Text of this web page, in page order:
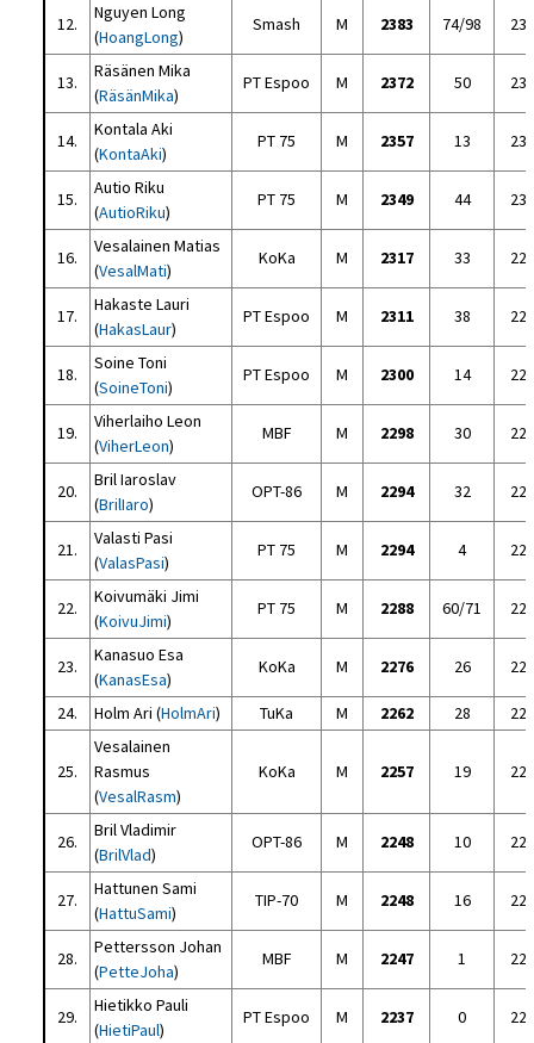
12.
Nguyen Long
(HoangLong)
Smash M 2383 74/98
13.
Räsänen Mika
(RäsänMika)
PT Espoo M 2372 50
14.
Kontala Aki
(KontaAki)
PT 75 M 2357 13
15.
Autio Riku
(AutioRiku)
PT 75 M 2349 44
16.
Vesalainen Matias
(VesalMati)
KoKa M 2317 33
17.
Hakaste Lauri
(HakasLaur)
PT Espoo M 2311 38
18.
Soine Toni
(SoineToni)
PT Espoo M 2300 14
19.
Viherlaiho Leon
(ViherLeon)
MBF M 2298 30
20.
Bril Iaroslav
(BrilIaro)
OPT-86 M 2294 32
21.
Valasti Pasi
(ValasPasi)
PT 75 M 2294 4
22.
Koivumäki Jimi
(KoivuJimi)
PT 75 M 2288 60/71
23.
Kanasuo Esa
(KanasEsa)
KoKa M 2276 26
24. Holm Ari (HolmAri) TuKa M 2262 28
25.
Vesalainen
Rasmus
(VesalRasm)
KoKa M 2257 19
26.
Bril Vladimir
(BrilVlad)
OPT-86 M 2248 10
27.
Hattunen Sami
(HattuSami)
TIP-70 M 2248 16
28.
Pettersson Johan
(PetteJoha)
MBF M 2247 1
29.
Hietikko Pauli
(HietiPaul)
PT Espoo M 2237 0